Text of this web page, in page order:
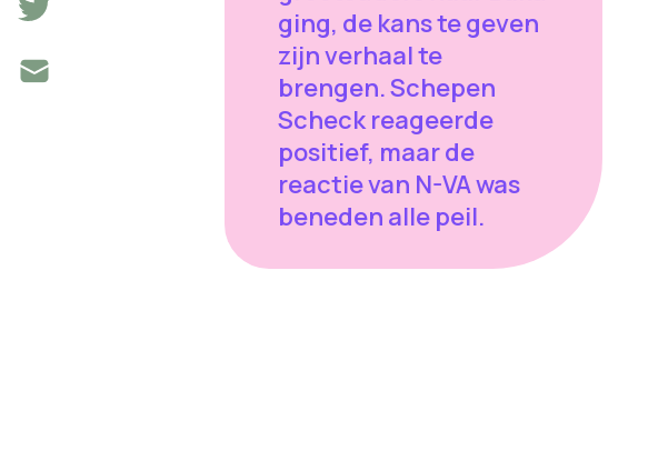
ging, de kans te geven
zijn verhaal te
brengen. Schepen
Scheck reageerde
positief, maar de
reactie van N-VA was
beneden alle peil.